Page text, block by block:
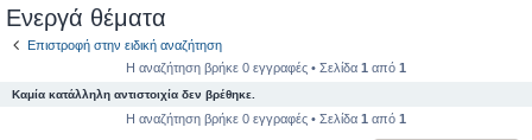
Ενεργά θέματα
Επιστροφή στην ειδική αναζήτηση
Η αναζήτηση βρήκε 0 εγγραφές • Σελίδα 1 από 1
Καμία κατάλληλη αντιστοιχία δεν βρέθηκε.
Η αναζήτηση βρήκε 0 εγγραφές • Σελίδα 1 από 1